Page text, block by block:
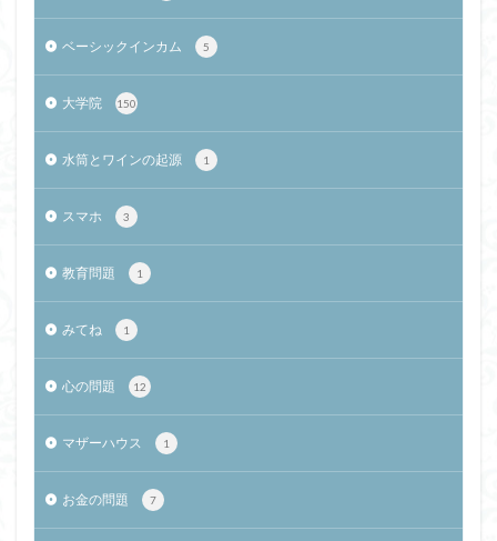
ベーシックインカム 5
大学院 150
水筒とワインの起源 1
スマホ 3
教育問題 1
みてね 1
心の問題 12
マザーハウス 1
お金の問題 7